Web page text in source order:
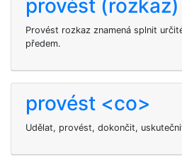
provést (rozkaz)
Provést rozkaz znamená splnit
předem.
provést <co>
Udělat, provést, dokončit,